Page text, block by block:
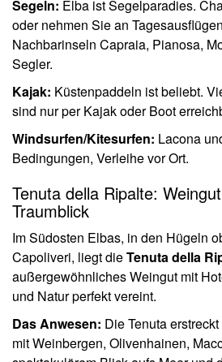
Segeln: Elba ist Segelparadies.
oder nehmen Sie an
Nachbarinseln Capraia, Pianosa,
Segler.
Kajak: Küstenpaddeln ist beliebt.
sind nur per Kajak oder Boot
Windsurfen/Kitesurfen: Lacona
Bedingungen, Verleihe vor Ort.
Tenuta della Ripalte:
Traumblick
Im Südosten Elbas, in den Hügeln
Capoliveri, liegt dieTenuta della
außergewöhnliches Weingut mit
und Natur perfekt vereint.
Das Anwesen: Die Tenuta
mit Weinbergen, Olivenhainen,